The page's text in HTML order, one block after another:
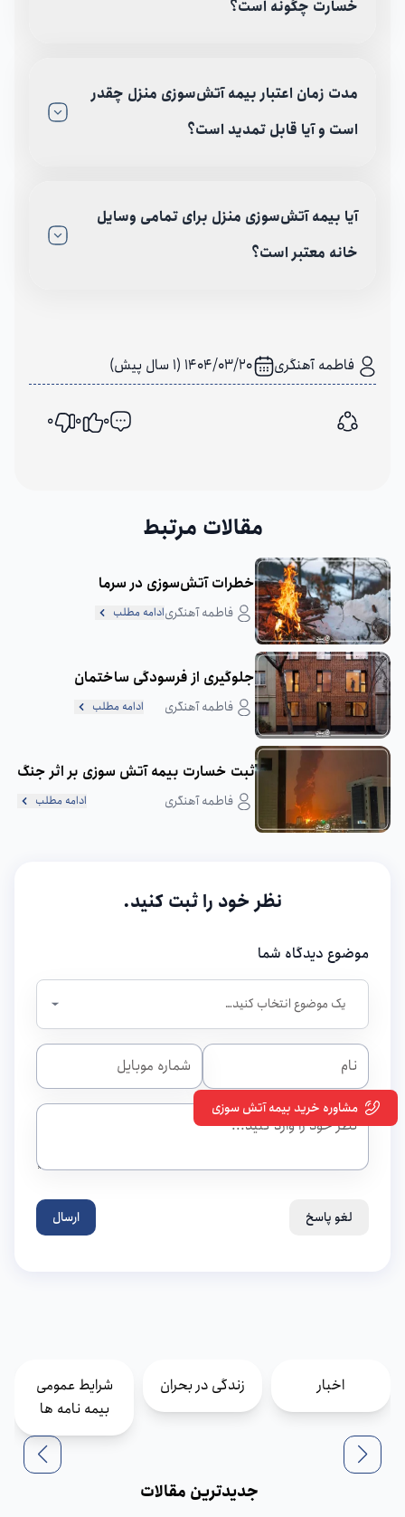
خسارت چگونه است؟
مدت زمان اعتبار بیمه آتش‌سوزی منزل چقدر
است و آیا قابل تمدید است؟
آیا بیمه آتش‌سوزی منزل برای تمامی وسایل
خانه معتبر است؟
فاطمه آهنگری 1404/03/20 (1 سال پیش)
اشتراک گذاری
0
0
0
مقالات مرتبط
خطرات آتش‌سوزی در سرما
فاطمه آهنگریادامه مطلب
جلوگیری از فرسودگی ساختمان
فاطمه آهنگری ادامه مطلب
ثبت خسارت بیمه آتش سوزی بر اثر جنگ
فاطمه آهنگری ادامه مطلب
نظر خود را ثبت کنید.
موضوع دیدگاه شما
لغو پاسخ ارسال
اخبار زندگی در بحران
شرایط عمومی
بیمه نامه ها
جدیدترین مقالات
مشاوره خرید بیمه آتش سوزی